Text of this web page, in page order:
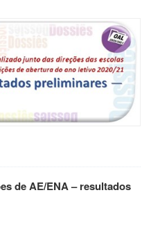
de AE/ENA – resultados